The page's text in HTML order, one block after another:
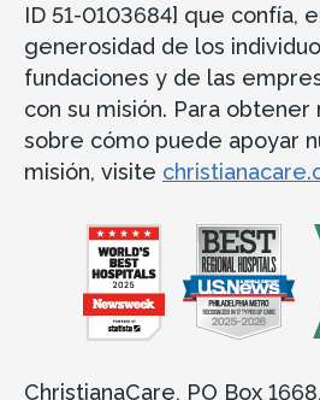
ID 51-0103684] que confía,
generosidad de los
fundaciones y de las
con su misión. Para obtener
sobre cómo puede apoyar
misión, visite
ChristianaCare, PO Box